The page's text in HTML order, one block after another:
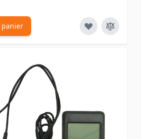
panier